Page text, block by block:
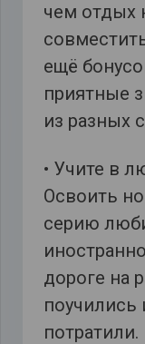
чем отдых
ещё
приятные
из разных
• Учите в
Освоить
серию
дороге на
поучились
потратили.